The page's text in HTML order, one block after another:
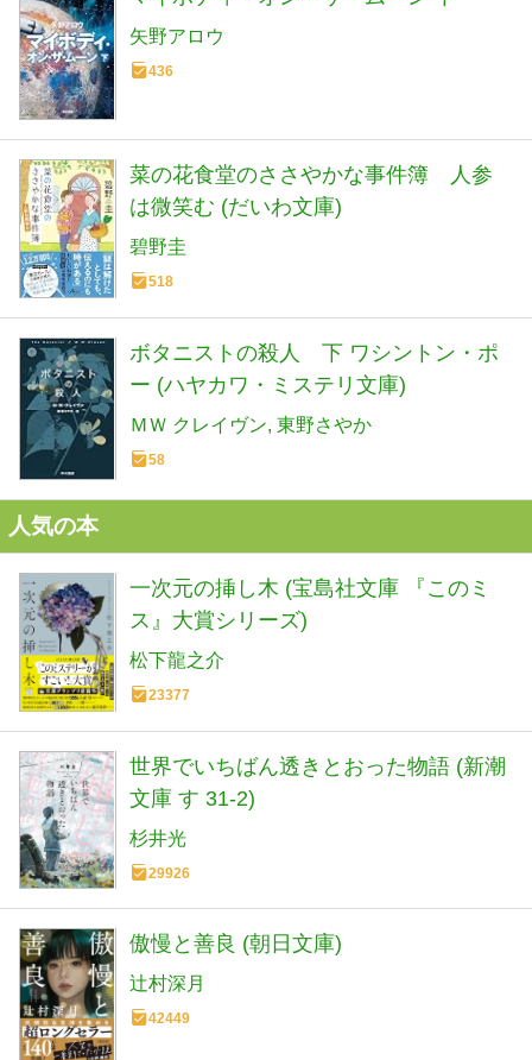
矢野アロウ
436
菜の花食堂のささやかな事件簿 人参
は微笑む (だいわ文庫)
碧野圭
518
ボタニストの殺人 下 ワシントン・ポ
ー (ハヤカワ・ミステリ文庫)
ＭＷ クレイヴン 東野さやか
58
人気の本
一次元の挿し木 (宝島社文庫 『このミ
ス』大賞シリーズ)
松下龍之介
23377
世界でいちばん透きとおった物語 (新潮
文庫 す 31-2)
杉井光
29926
傲慢と善良 (朝日文庫)
辻村深月
42449